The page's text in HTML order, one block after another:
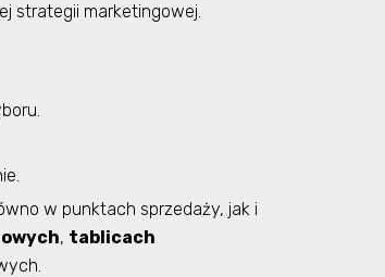
strategii marketingowej.
w punktach sprzedaży, jak i
, tablicach